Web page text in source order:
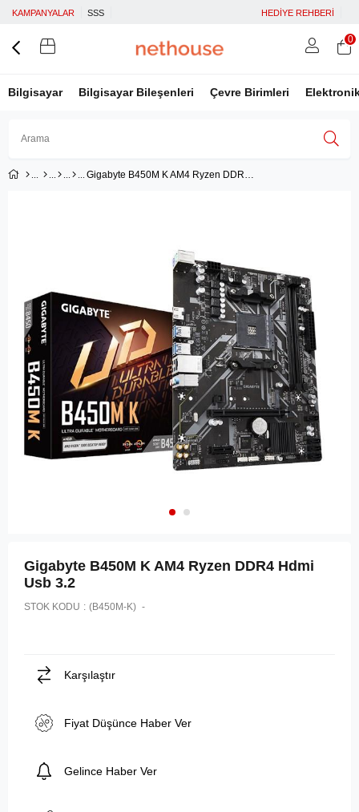
KAMPANYALAR SSS HEDİYE REHBERİ
Bilgisayar Bilgisayar Bileşenleri Çevre Birimleri
Üye Girişi Facebook İle Bağlan
0
Gigabyte B450M K AM4 Ryzen DDR4 Hdmi Usb 3.2
Gigabyte B450M K AM4 Ryzen DDR4 Hdmi
Usb 3.2
STOK KODU (B450M-K)
Karşılaştır
Fiyat Düşünce Haber Ver
Gelince Haber Ver